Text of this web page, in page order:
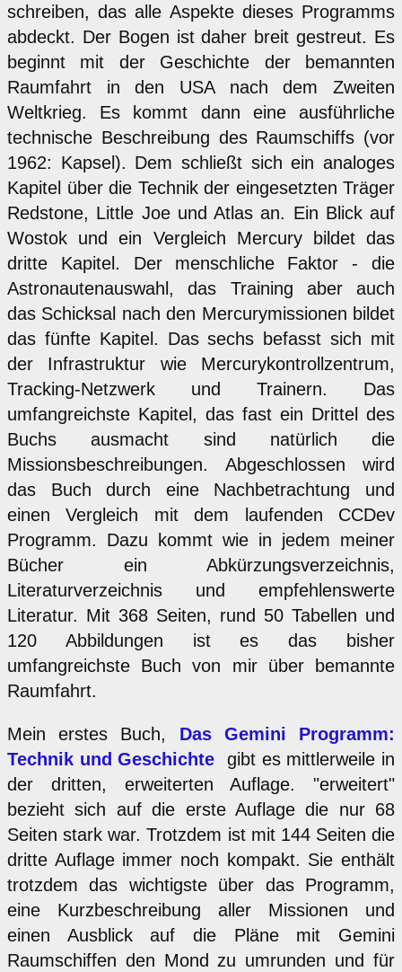
schreiben, das alle Aspekte dieses Programms
abdeckt. Der Bogen ist daher breit gestreut. Es
beginnt mit der Geschichte der bemannten
Raumfahrt in den USA nach dem Zweiten
Weltkrieg. Es kommt dann eine ausführliche
technische Beschreibung des Raumschiffs (vor
1962: Kapsel). Dem schließt sich ein analoges
Kapitel über die Technik der eingesetzten Träger
Redstone, Little Joe und Atlas an. Ein Blick auf
Wostok und ein Vergleich Mercury bildet das
dritte Kapitel. Der menschliche Faktor - die
Astronautenauswahl, das Training aber auch
das Schicksal nach den Mercurymissionen bildet
das fünfte Kapitel. Das sechs befasst sich mit
der Infrastruktur wie Mercurykontrollzentrum,
Tracking-Netzwerk und Trainern. Das
umfangreichste Kapitel, das fast ein Drittel des
Buchs ausmacht sind natürlich die
Missionsbeschreibungen. Abgeschlossen wird
das Buch durch eine Nachbetrachtung und
einen Vergleich mit dem laufenden CCDev
Programm. Dazu kommt wie in jedem meiner
Bücher ein Abkürzungsverzeichnis,
Literaturverzeichnis und empfehlenswerte
Literatur. Mit 368 Seiten, rund 50 Tabellen und
120 Abbildungen ist es das bisher
umfangreichste Buch von mir über bemannte
Raumfahrt.
Mein erstes Buch, Das Gemini Programm:
Technik und Geschichte
gibt es mittlerweile in
der dritten, erweiterten Auflage. "erweitert"
bezieht sich auf die erste Auflage die nur 68
Seiten stark war. Trotzdem ist mit 144 Seiten die
dritte Auflage immer noch kompakt. Sie enthält
trotzdem das wichtigste über das Programm,
eine Kurzbeschreibung aller Missionen und
einen Ausblick auf die Pläne mit Gemini
Raumschiffen den Mond zu umrunden und für